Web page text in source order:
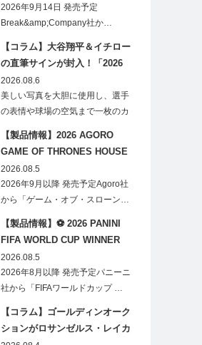
2026年9月14日 発売予定
Break&amp;Company社か…
【コラム】大谷翔平＆イチロー
の直筆サインが封入！「2026
Topps NPB Stadium Club」が
見逃せない
2026.08.6
美しい写真を大胆に使用し、選手
の表情や球場の空気まで一枚のカ
【製品情報】2026 AGORO
GAME OF THRONES HOUSE
STARK BLIND BOX
2026.08.5
2026年9月以降 発売予定Agoro社
から「ゲーム・オブ・スローン…
【製品情報】⚽ 2026 PANINI
FIFA WORLD CUP WINNER
STICKER POSTER
2026.08.5
2026年8月以降 発売予定パニーニ
社から「FIFAワールドカップ …
【コラム】ゴールディンオーク
ションがロサンゼルス・レイカ